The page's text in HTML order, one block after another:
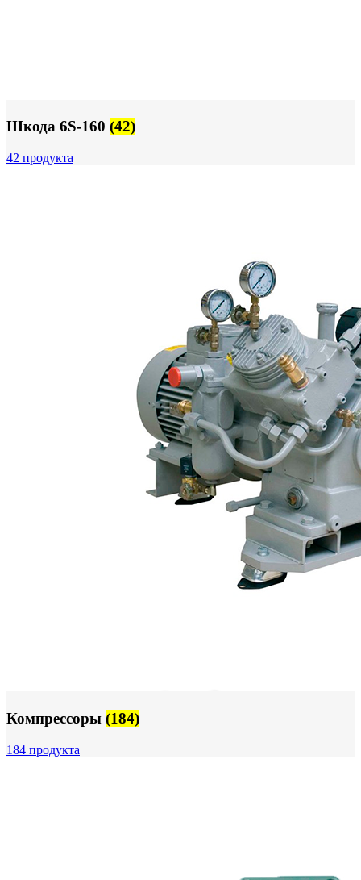
Шкода 6S-160 (42)
42 продукта
Компрессоры (184)
184 продукта